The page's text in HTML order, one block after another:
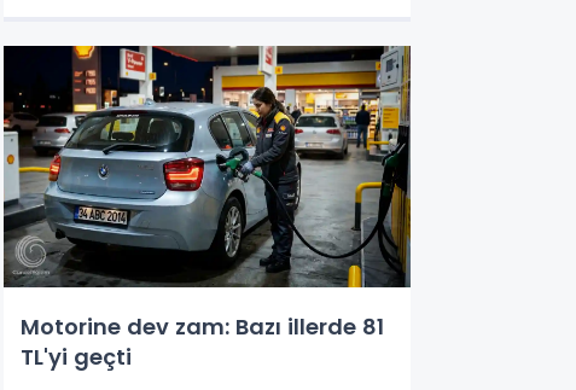
Motorine dev zam: Bazı illerde 81
TL'yi geçti